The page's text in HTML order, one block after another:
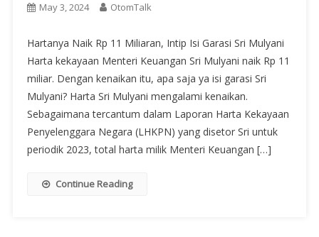
May 3, 2024 OtomTalk
Hartanya Naik Rp 11 Miliaran, Intip Isi Garasi Sri Mulyani
Harta kekayaan Menteri Keuangan Sri Mulyani naik Rp 11
miliar. Dengan kenaikan itu, apa saja ya isi garasi Sri
Mulyani? Harta Sri Mulyani mengalami kenaikan.
Sebagaimana tercantum dalam Laporan Harta Kekayaan
Penyelenggara Negara (LHKPN) yang disetor Sri untuk
periodik 2023, total harta milik Menteri Keuangan […]
Continue Reading